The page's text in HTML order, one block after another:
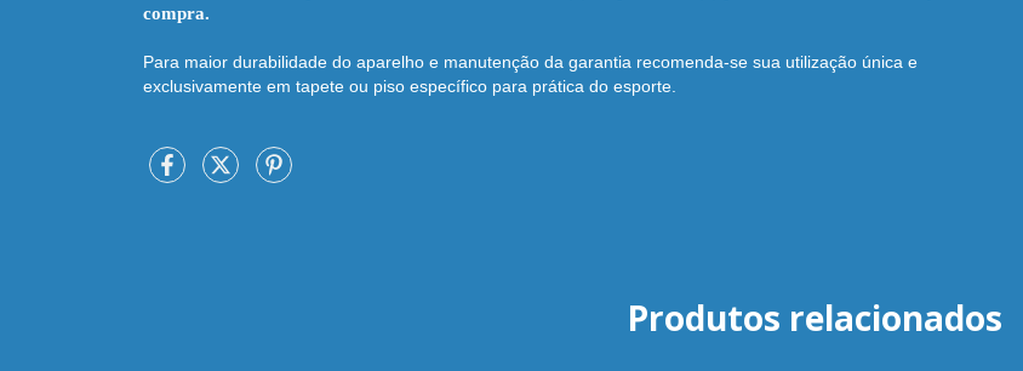
compra.
Para maior durabilidade do aparelho e manutenção da garantia recomenda-se sua utilização única e
exclusivamente em tapete ou piso específico para prática do esporte.
Produtos relacionados